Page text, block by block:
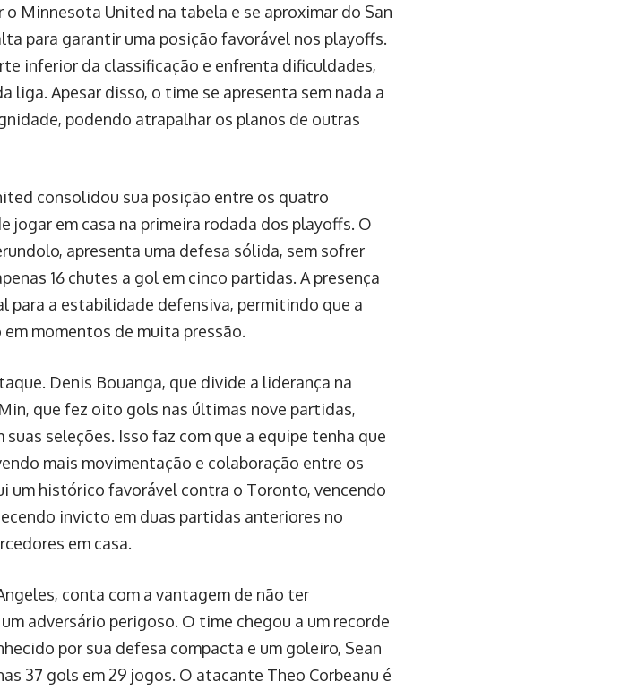
Minnesota United na tabela e se aproximar do San
para garantir uma posição favorável nos playoffs.
inferior da classificação e enfrenta dificuldades,
liga. Apesar disso, o time se apresenta sem nada a
podendo atrapalhar os planos de outras
consolidou sua posição entre os quatro
jogar em casa na primeira rodada dos playoffs. O
apresenta uma defesa sólida, sem sofrer
16 chutes a gol em cinco partidas. A presença
a estabilidade defensiva, permitindo que a
momentos de muita pressão.
Denis Bouanga, que divide a liderança na
que fez oito gols nas últimas nove partidas,
seleções. Isso faz com que a equipe tenha que
mais movimentação e colaboração entre os
um histórico favorável contra o Toronto, vencendo
invicto em duas partidas anteriores no
em casa.
conta com a vantagem de não ter
adversário perigoso. O time chegou a um recorde
por sua defesa compacta e um goleiro, Sean
37 gols em 29 jogos. O atacante Theo Corbeanu é